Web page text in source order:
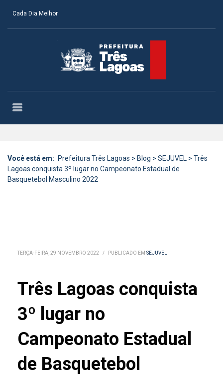
Cada Dia Melhor
Você está em: Prefeitura Três Lagoas > Blog > SEJUVEL > Três
Lagoas conquista 3º lugar no Campeonato Estadual de
Basquetebol Masculino 2022
TERÇA-FEIRA, 29 NOVEMBRO 2022 / PUBLICADO EM SEJUVEL
Três Lagoas conquista
3º lugar no
Campeonato Estadual
de Basquetebol